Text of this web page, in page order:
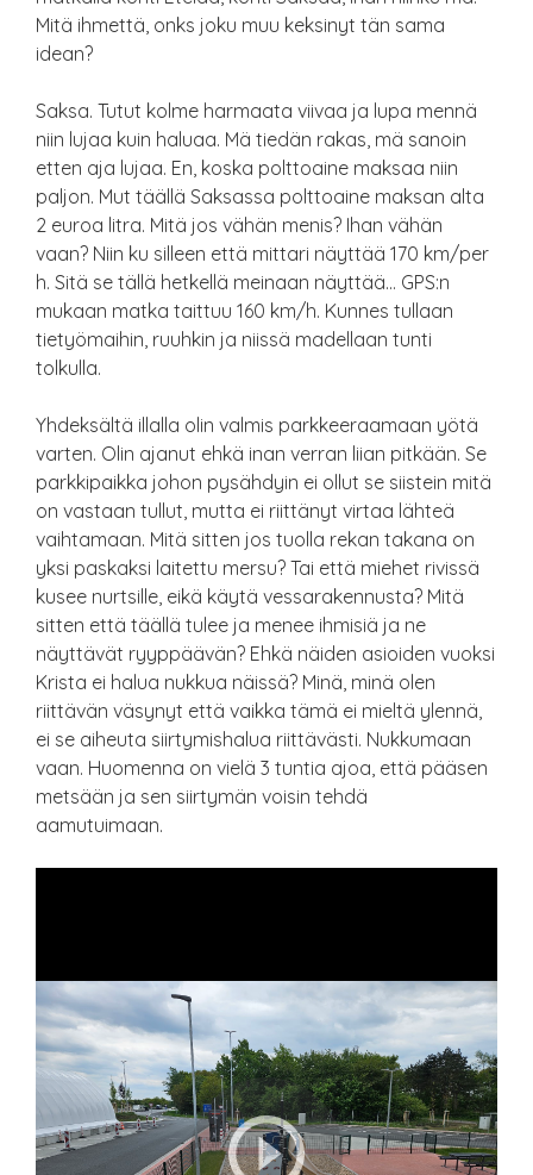
Mitä ihmettä, onks joku muu keksinyt tän sama
idean?
Saksa. Tutut kolme harmaata viivaa ja lupa mennä
niin lujaa kuin haluaa. Mä tiedän rakas, mä sanoin
etten aja lujaa. En, koska polttoaine maksaa niin
paljon. Mut täällä Saksassa polttoaine maksan alta
2 euroa litra. Mitä jos vähän menis? Ihan vähän
vaan? Niin ku silleen että mittari näyttää 170 km/per
h. Sitä se tällä hetkellä meinaan näyttää… GPS:n
mukaan matka taittuu 160 km/h. Kunnes tullaan
tietyömaihin, ruuhkin ja niissä madellaan tunti
tolkulla.
Yhdeksältä illalla olin valmis parkkeeraamaan yötä
varten. Olin ajanut ehkä inan verran liian pitkään. Se
parkkipaikka johon pysähdyin ei ollut se siistein mitä
on vastaan tullut, mutta ei riittänyt virtaa lähteä
vaihtamaan. Mitä sitten jos tuolla rekan takana on
yksi paskaksi laitettu mersu? Tai että miehet rivissä
kusee nurtsille, eikä käytä vessarakennusta? Mitä
sitten että täällä tulee ja menee ihmisiä ja ne
näyttävät ryyppäävän? Ehkä näiden asioiden vuoksi
Krista ei halua nukkua näissä? Minä, minä olen
riittävän väsynyt että vaikka tämä ei mieltä ylennä,
ei se aiheuta siirtymishalua riittävästi. Nukkumaan
vaan. Huomenna on vielä 3 tuntia ajoa, että pääsen
metsään ja sen siirtymän voisin tehdä
aamutuimaan.